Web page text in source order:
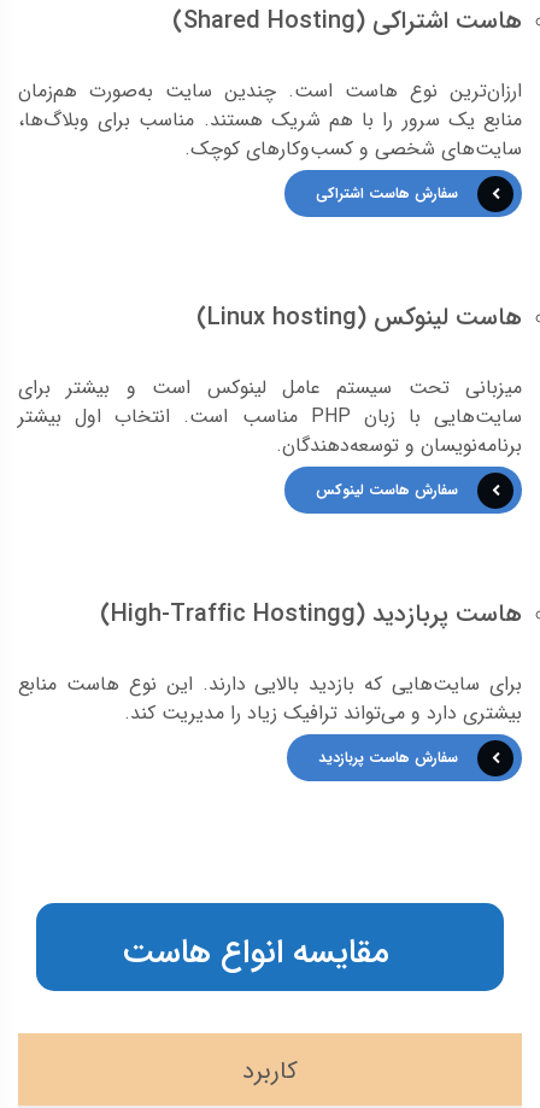
هاست اشتراکی (Shared Hosting)
ارزان‌ترین نوع هاست است. چندین سایت به‌صورت هم‌زمان
منابع یک سرور را با هم شریک هستند. مناسب برای وبلاگ‌ها،
سایت‌های شخصی و کسب‌وکارهای کوچک.
سفارش هاست اشتراکی
هاست لینوکس (Linux hosting)
میزبانی تحت سیستم عامل لینوکس است و بیشتر برای
سایت‌هایی با زبان PHP مناسب است. انتخاب اول بیشتر
برنامه‌نویسان و توسعه‌دهندگان.
سفارش هاست لینوکس
هاست پربازدید (High-Traffic Hostingg)
برای سایت‌هایی که بازدید بالایی دارند. این نوع هاست منابع
بیشتری دارد و می‌تواند ترافیک زیاد را مدیریت کند.
سفارش هاست پربازدید
مقایسه انواع هاست
کاربرد